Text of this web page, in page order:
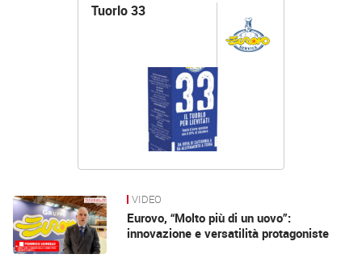
Tuorlo 33
VIDEO
Eurovo, “Molto più di un uovo”:
innovazione e versatilità protagoniste